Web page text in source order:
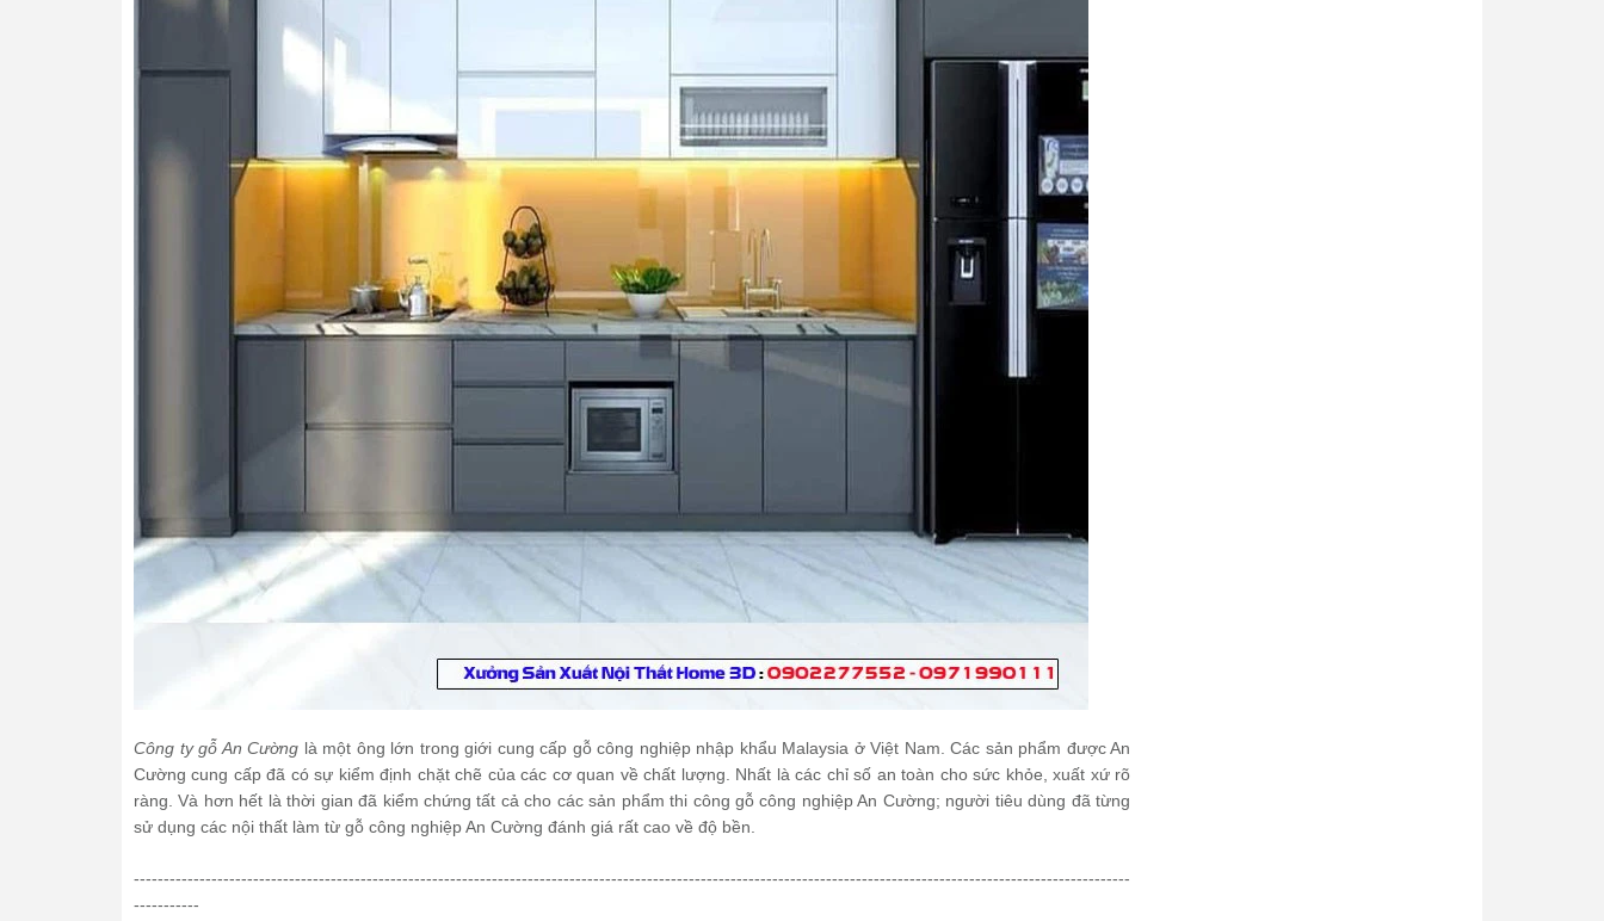
Công ty gỗ An Cường là một ông lớn trong giới cung cấp gỗ công nghiệp nhập khẩu Malaysia ở Việt Nam. Các sản phẩm được An
Cường cung cấp đã có sự kiểm định chặt chẽ của các cơ quan về chất lượng. Nhất là các chỉ số an toàn cho sức khỏe, xuất xứ rõ
ràng. Và hơn hết là thời gian đã kiểm chứng tất cả cho các sản phẩm thi công gỗ công nghiệp An Cường; người tiêu dùng đã từng
sử dụng các nội thất làm từ gỗ công nghiệp An Cường đánh giá rất cao về độ bền.
-----------------------------------------------------------------------------------------------------------------------------------------------------------------------
-----------